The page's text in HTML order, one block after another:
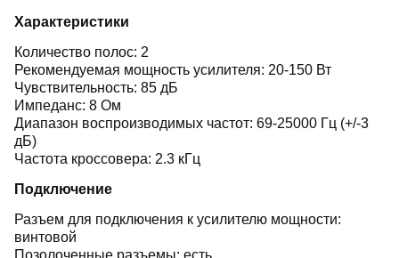
Характеристики
Количество полос: 2
Рекомендуемая мощность усилителя: 20-150 Вт
Чувствительность: 85 дБ
Импеданс: 8 Ом
Диапазон воспроизводимых частот: 69-25000 Гц (+/-3
дБ)
Частота кроссовера: 2.3 кГц
Подключение
Разъем для подключения к усилителю мощности:
винтовой
Позолоченные разъемы: есть